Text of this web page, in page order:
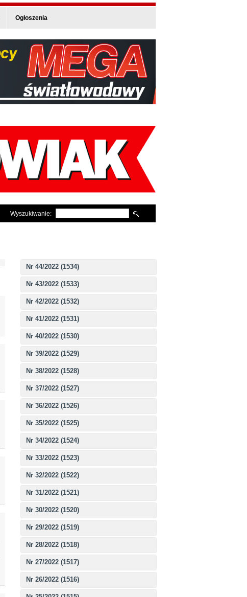
Ogłoszenia
Wyszukiwanie:
Nr 44/2022 (1534)
Nr 43/2022 (1533)
Nr 42/2022 (1532)
Nr 41/2022 (1531)
Nr 40/2022 (1530)
Nr 39/2022 (1529)
Nr 38/2022 (1528)
Nr 37/2022 (1527)
Nr 36/2022 (1526)
Nr 35/2022 (1525)
Nr 34/2022 (1524)
Nr 33/2022 (1523)
Nr 32/2022 (1522)
Nr 31/2022 (1521)
Nr 30/2022 (1520)
Nr 29/2022 (1519)
Nr 28/2022 (1518)
Nr 27/2022 (1517)
Nr 26/2022 (1516)